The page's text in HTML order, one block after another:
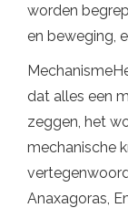
worden
en beweging,
dat alles een
zeggen, het
mechanische
Anaxagoras,